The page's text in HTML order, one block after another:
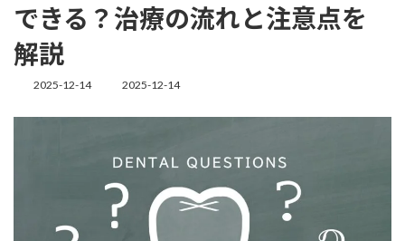
できる？治療の流れと注意点を
解説
2025-12-14
最
更
時
:
2025-12-14